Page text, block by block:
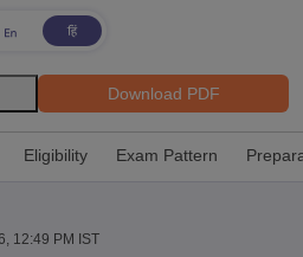
Download PDF
Eligibility Exam Pattern
12:49 PM IST